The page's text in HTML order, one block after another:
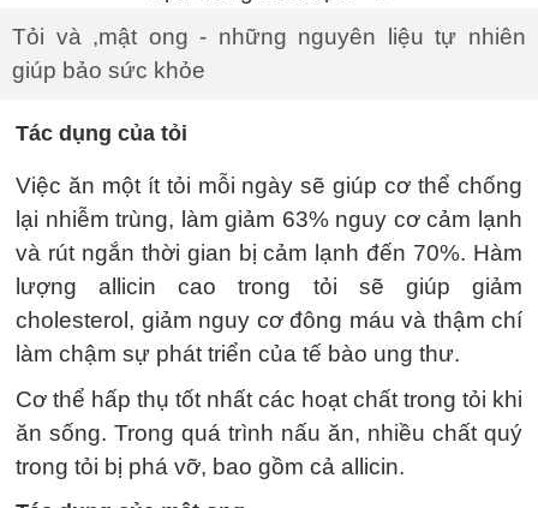
Tỏi và ,mật ong - những nguyên liệu tự nhiên
giúp bảo sức khỏe
Tác dụng của tỏi
Việc ăn một ít tỏi mỗi ngày sẽ giúp cơ thể chống
lại nhiễm trùng, làm giảm 63% nguy cơ cảm lạnh
và rút ngắn thời gian bị cảm lạnh đến 70%. Hàm
lượng allicin cao trong tỏi sẽ giúp giảm
cholesterol, giảm nguy cơ đông máu và thậm chí
làm chậm sự phát triển của tế bào ung thư.
Cơ thể hấp thụ tốt nhất các hoạt chất trong tỏi khi
ăn sống. Trong quá trình nấu ăn, nhiều chất quý
trong tỏi bị phá vỡ, bao gồm cả allicin.